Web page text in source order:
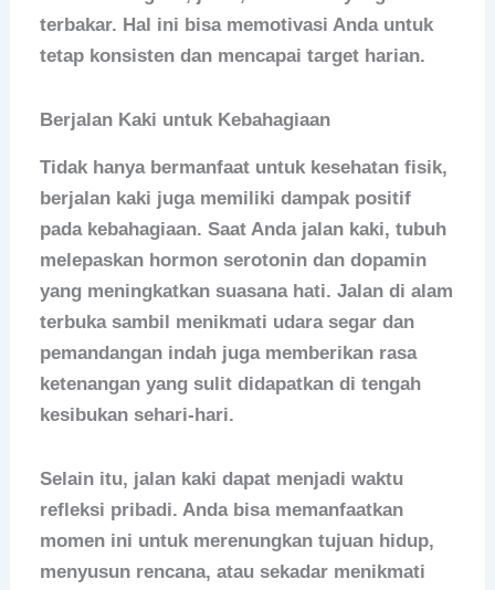
terbakar. Hal ini bisa memotivasi Anda untuk
tetap konsisten dan mencapai target harian.
Berjalan Kaki untuk Kebahagiaan
Tidak hanya bermanfaat untuk kesehatan fisik,
berjalan kaki juga memiliki dampak positif
pada kebahagiaan. Saat Anda jalan kaki, tubuh
melepaskan hormon serotonin dan dopamin
yang meningkatkan suasana hati. Jalan di alam
terbuka sambil menikmati udara segar dan
pemandangan indah juga memberikan rasa
ketenangan yang sulit didapatkan di tengah
kesibukan sehari-hari.
Selain itu, jalan kaki dapat menjadi waktu
refleksi pribadi. Anda bisa memanfaatkan
momen ini untuk merenungkan tujuan hidup,
menyusun rencana, atau sekadar menikmati